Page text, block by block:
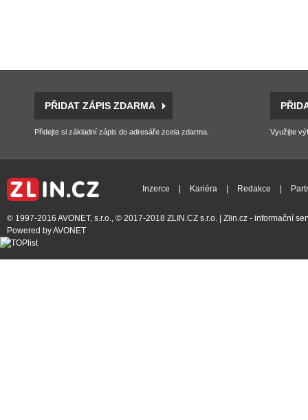
PŘIDAT ZÁPIS ZDARMA
Přidejte si základní zápis do adresáře zcela zdarma. Využijte
Inzerce Kariéra Redakce
© 1997-2016 AVONET, s.r.o., © 2017-2018 ZLIN.CZ s.r.o. | Zlin.cz - informační
Powered byAVONET